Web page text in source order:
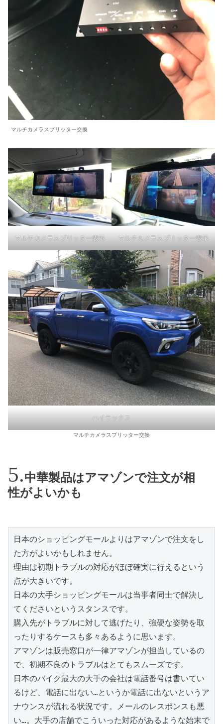
マルチカメラスプリッター交換
マルチカメラスプリッター表示 マルチカメラスプリッター表示
ハイラックス
マルチカメラスプリッター交換
中華製品はアマゾンで注文が相
性がよいかも
日本のショッピングモールよりはアマゾンで注文をし
た方がよいかもしれません。
理由は初期トラブルの対応がほぼ確実に行えるという
点が大きいです。
日本の大手ショッピングモールは当事者同士で解決し
てくださいというスタンスです。
購入先がトラブルに対して逃げたり、強硬な姿勢を取
ったりするケースも多々あるように思います。
アマゾンは販売窓口が一律アマゾンが担当しているの
で、初期不良のトラブルはとてもスムーズです。
日本のバイク最大の大手の会社は電話番号は書いてい
るけど、電話に出ない…というか電話に出ないというア
ナウンスが流れる状況です。メールのレスポンスも悪
い…。大手の店舗でこういった対応があるような始末で